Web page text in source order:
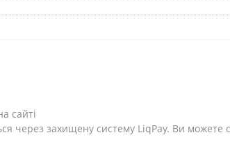
сайті
через захищену систему LiqPay. Ви